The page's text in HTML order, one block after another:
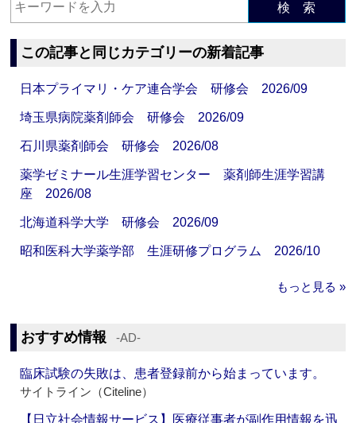
検 索
この記事と同じカテゴリーの新着記事
日本プライマリ・ケア連合学会 研修会 2026/09
埼玉県病院薬剤師会 研修会 2026/09
石川県薬剤師会 研修会 2026/08
薬学ゼミナール生涯学習センター 薬剤師生涯学習講
座 2026/08
北海道科学大学 研修会 2026/09
昭和医科大学薬学部 生涯研修プログラム 2026/10
もっと見る »
おすすめ情報 ‐AD‐
臨床試験の失敗は、患者登録前から始まっています。
サイトライン（Citeline）
【日立社会情報サービス】医療従事者が副作用情報を迅